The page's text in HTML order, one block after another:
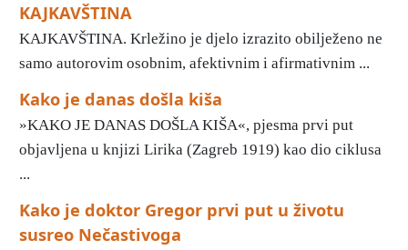
KAJKAVŠTINA
KAJKAVŠTINA. Krležino je djelo izrazito obilježeno ne
samo autorovim osobnim, afektivnim i afirmativnim ...
Kako je danas došla kiša
»KAKO JE DANAS DOŠLA KIŠA«, pjesma prvi put
objavljena u knjizi Lirika (Zagreb 1919) kao dio ciklusa
...
Kako je doktor Gregor prvi put u životu
susreo Nečastivoga